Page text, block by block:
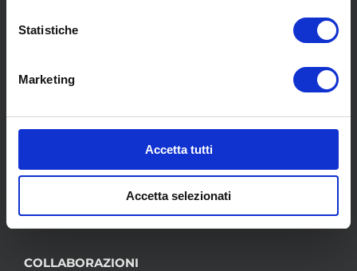
Statistiche
Marketing
Accetta tutti
Accetta selezionati
Meccanica
Convenzioni
COLLABORAZIONI